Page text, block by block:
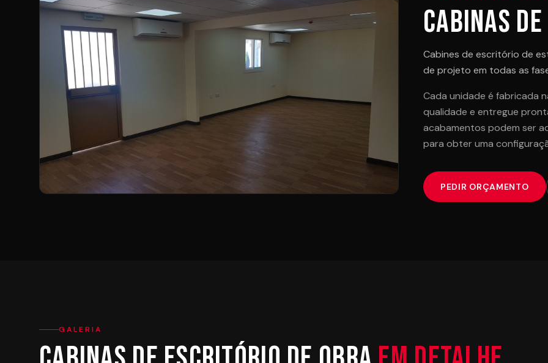
Cabinas
Cabines de escritório de
de projeto em todas as
Cada unidade é fabricada
qualidade e entregue
acabamentos podem ser
para obter uma
PEDIR ORÇAMENTO
GALERIA